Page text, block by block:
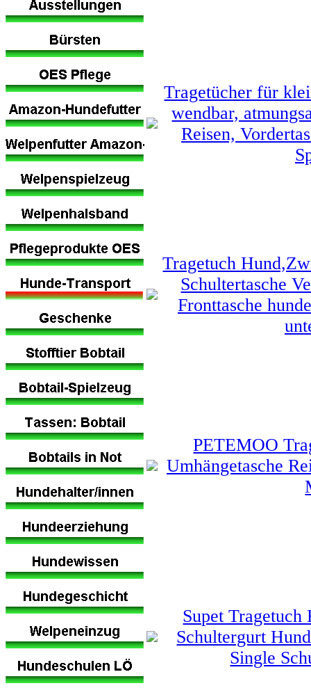
Tragetücher für
wendbar,
Reisen,
Tragetuch
Schultertasche
Fronttasche
PETEMOO
Umhängetasche
Supet Tragetuch
Schultergurt
Single